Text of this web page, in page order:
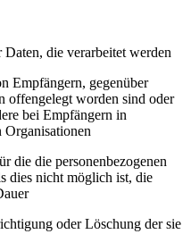
die verarbeitet werden
Empfängern, gegenüber
offengelegt worden sind oder
bei Empfängern in
die die personenbezogenen
dies nicht möglich ist, die
oder Löschung der sie